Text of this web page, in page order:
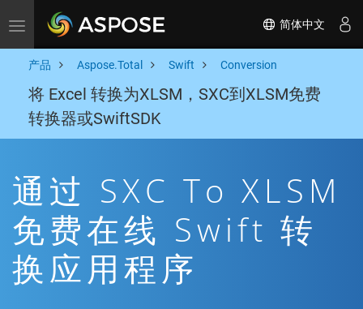
Toggle navigation 简体中文
产品 Aspose.Total Swift Conversion
将 Excel 转换为XLSM，SXC到XLSM免费
转换器或SwiftSDK
通过 SXC To XLSM
免费在线 Swift 转
换应用程序